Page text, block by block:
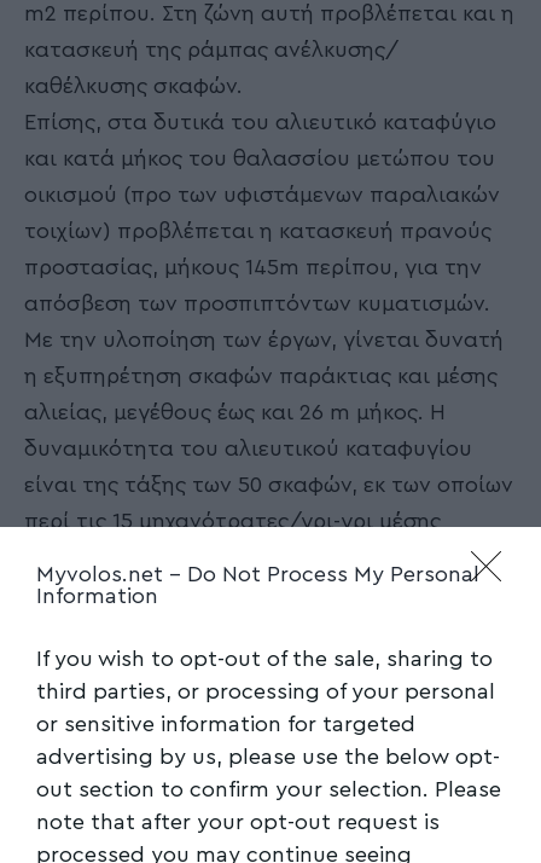
Myvolos.net - Do Not Process My Personal
Information
If you wish to opt-out of the sale, sharing to
third parties, or processing of your personal
or sensitive information for targeted
advertising by us, please use the below opt-
out section to confirm your selection. Please
note that after your opt-out request is
processed you may continue seeing
m2 περίπου. Στη ζώνη αυτή προβλέπεται και η
κατασκευή της ράμπας ανέλκυσης/
καθέλκυσης σκαφών.
Επίσης, στα δυτικά του αλιευτικό καταφύγιο
και κατά μήκος του θαλασσίου μετώπου του
οικισμού (προ των υφιστάμενων παραλιακών
τοιχίων) προβλέπεται η κατασκευή πρανούς
προστασίας, μήκους 145m περίπου, για την
απόσβεση των προσπιπτόντων κυματισμών.
Με την υλοποίηση των έργων, γίνεται δυνατή
η εξυπηρέτηση σκαφών παράκτιας και μέσης
αλιείας, μεγέθους έως και 26 m μήκος. Η
δυναμικότητα του αλιευτικού καταφυγίου
είναι της τάξης των 50 σκαφών, εκ των οποίων
περί τις 15 μηχανότρατες/γρι-γρι μέσης
αλιείας.
Ακολουθήστε το myvolos.net στο
Google News και μάθετε πρώτοι όλες
τις ειδήσεις.